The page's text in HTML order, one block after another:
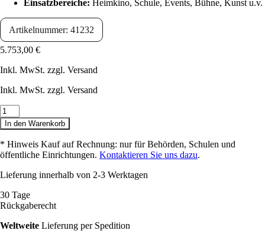
Einsatzbereiche: Heimkino, Schule, Events, Bühne, Kunst u.v.
Artikelnummer: 41232
5.753,00 €
Inkl. MwSt. zzgl. Versand
Inkl. MwSt. zzgl. Versand
Beamerleinwand
Folie
Rückpro-
Aufprojektion
1200
674
mit
Ösen
In den Warenkorb
* Hinweis Kauf auf Rechnung: nur für Behörden, Schulen und
öffentliche Einrichtungen. Kontaktieren Sie uns dazu.
Lieferung innerhalb von 2-3 Werktagen
30 Tage
Rückgaberecht
Weltweite Lieferung per Spedition